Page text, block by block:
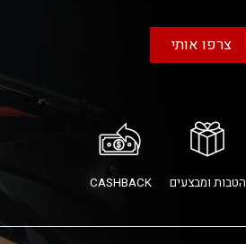
צרפו אותי
הטבות ומבצעים CASHBACK